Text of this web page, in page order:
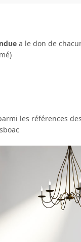
a le don de
les références